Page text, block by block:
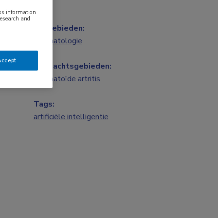
Vakgebieden:
Reumatologie
Aandachtsgebieden:
Reumatoïde artritis
Tags:
artificiële intelligentie
information
and